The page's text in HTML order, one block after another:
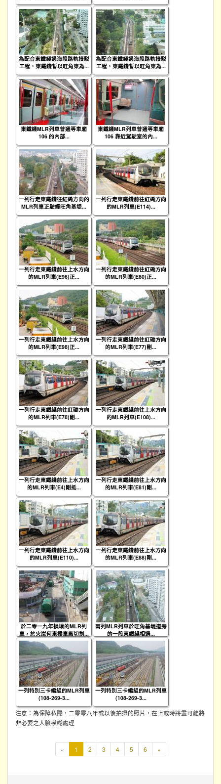
為配合東鐵綫過海段路軌接駁
工程，東鐵綫暫以旺角東為...
為配合東鐵綫過海段路軌接駁
工程，東鐵綫暫以旺角東為...
東鐵綫MLR列車普通等車廂
106 的內部...
東鐵綫MLR列車普通等車廂
106 靠近駕駛室的內...
一列行走東鐵綫往紅磡方向的
MLR列車正駛經旺角基堤...
一列行走東鐵綫前往紅磡方向
的MLR列車(E114)...
一列行走東鐵綫前往上水方向
的MLR列車(E96)正...
一列行走東鐵綫前往紅磡方向
的MLR列車(E80)正...
一列行走東鐵綫前往上水方向
的MLR列車(E98)正...
一列行走東鐵綫前往紅磡方向
的MLR列車(E77)剛...
一列行走東鐵綫前往紅磡方向
的MLR列車(E78)剛...
一列行走東鐵綫前往上水方向
的MLR列車(E108)...
一列行走東鐵綫前往上水方向
的MLR列車(E4)剛抵...
一列行走東鐵綫前往上水方向
的MLR列車(E81)剛...
一列行走東鐵綫前往上水方向
的MLR列車(E110)...
一列行走東鐵綫前往上水方向
的MLR列車(E88)剛...
於二零一九年損壞的MLR列
車，於火炭何東樓車廠切割...
兩列MLR列車於旺角基堤道旁
的一段東鐵綫相遇...
一列特別三卡編組的MLR列車
(108-269-3...
一列特別三卡編組的MLR列車
(108-269-3...
注意：為保障私隱，二零零八年或以後拍攝的照片，在上載時將盡可能將
非必要之人臉模糊處理
« 1
頁
2 3 4 5 6 »